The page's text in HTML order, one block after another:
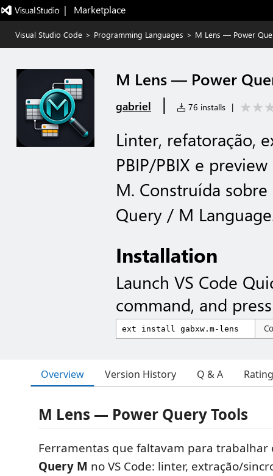
|   Marketplace
Visual Studio Code > Programming Languages > M Lens — Power
M Lens — Power
gabriel | 76 installs |
Linter, refatoração,
PBIP/PBIX e
M. Construída
Query / M
Installation
Launch VS Code
command, and
Overview Version History Q & A
M Lens — Power Query Tools
Ferramentas que faltavam para
Query M no VS Code: linter, extração/